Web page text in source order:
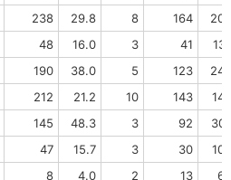
238 29.8 8 164
48 16.0 3 41
190 38.0 5 123
212 21.2 10 143
145 48.3 3 92
47 15.7 3 30
8 4.0 2 13